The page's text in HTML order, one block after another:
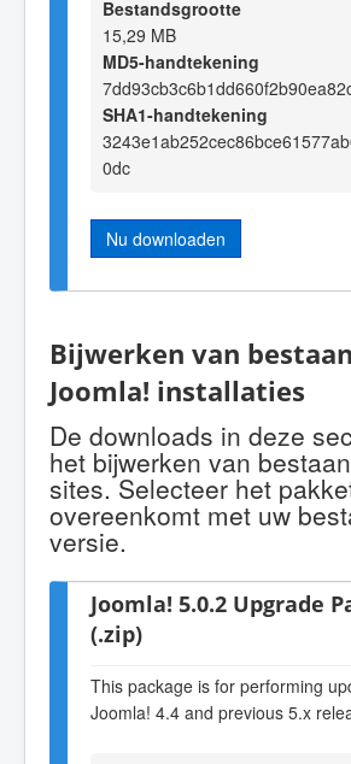
Bestandsgrootte
15,29 MB
MD5-handtekening
SHA1-handtekening
0dc
Nu downloaden
Bijwerken van
Joomla! installaties
De downloads in deze
het bijwerken van
sites. Selecteer het
overeenkomt met uw
versie.
Joomla! 5.0.2 Upgrade
(.zip)
This package is for performing
Joomla! 4.4 and previous 5.x